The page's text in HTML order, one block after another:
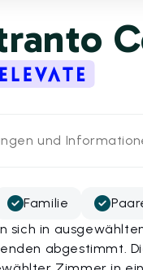
und
Familie
sich in
abgestimmt.